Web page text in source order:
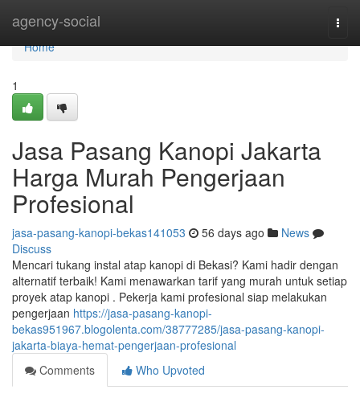
agency-social
Home
Home
1
Jasa Pasang Kanopi Jakarta
Harga Murah Pengerjaan
Profesional
jasa-pasang-kanopi-bekas141053 56 days ago
News
Discuss
Mencari tukang instal atap kanopi di Bekasi? Kami hadir dengan
alternatif terbaik! Kami menawarkan tarif yang murah untuk setiap
proyek atap kanopi . Pekerja kami profesional siap melakukan
pengerjaan https://jasa-pasang-kanopi-
bekas951967.blogolenta.com/38777285/jasa-pasang-kanopi-
jakarta-biaya-hemat-pengerjaan-profesional
Comments
Who Upvoted